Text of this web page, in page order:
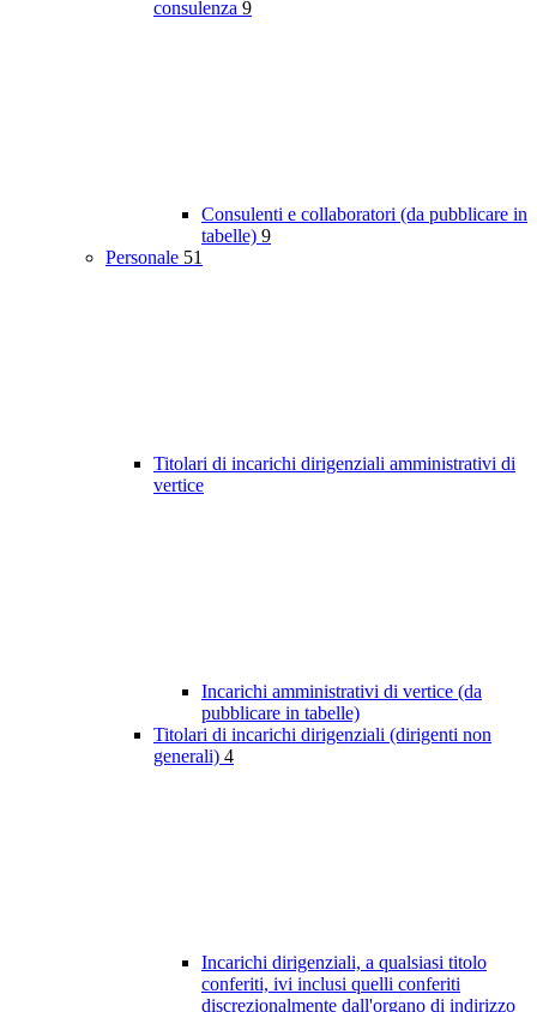
consulenza 9
Consulenti e collaboratori (da pubblicare in
tabelle) 9
Personale 51
Titolari di incarichi dirigenziali amministrativi di
vertice
Incarichi amministrativi di vertice (da
pubblicare in tabelle)
Titolari di incarichi dirigenziali (dirigenti non
generali) 4
Incarichi dirigenziali, a qualsiasi titolo
conferiti, ivi inclusi quelli conferiti
discrezionalmente dall'organo di indirizzo